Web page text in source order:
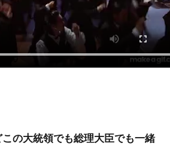
の大統領でも総理大臣でも一緒